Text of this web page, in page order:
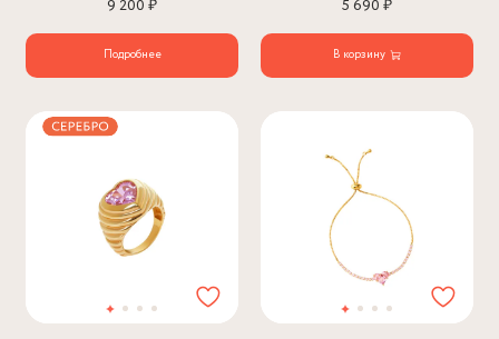
9 200 ₽
Подробнее
5 690 ₽
В корзину